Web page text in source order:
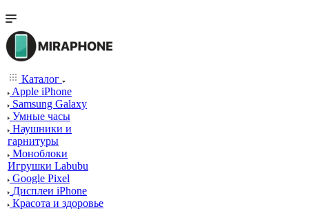
Каталог
Apple iPhone
Samsung Galaxy
Умные часы
Наушники и
гарнитуры
Моноблоки
Игрушки Labubu
Google Pixel
Дисплеи iPhone
Красота и здоровье